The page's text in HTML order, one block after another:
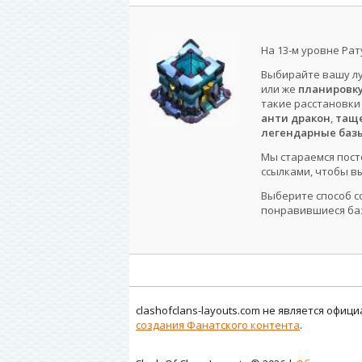
На 13-м уровне
Выбирайте вашу
или же
такие
анти дракон,
легендарные
Мы стараемся
ссылками, чтобы
Выберите способ
понравившиеся
clashofclans-layouts.com не является
создания Фанатского контента.